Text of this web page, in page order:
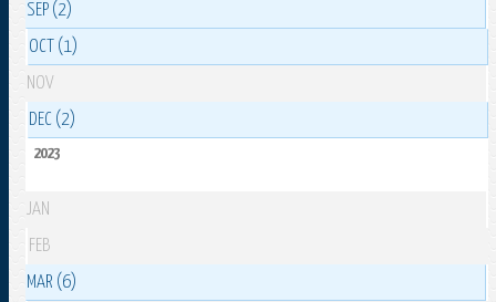
SEP (2)
OCT (1)
NOV
DEC (2)
2023
JAN
FEB
MAR (6)